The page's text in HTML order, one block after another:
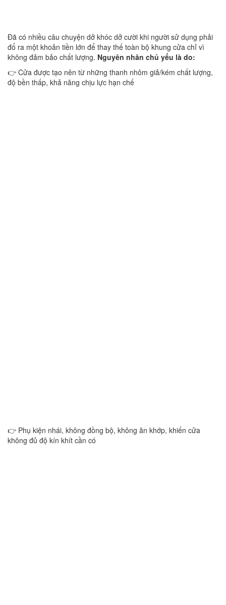
Đã có nhiều câu chuyện dở khóc dở cười khi người sử dụng phải
đổ ra một khoản tiền lớn để thay thế toàn bộ khung cửa chỉ vì
không đảm bảo chất lượng. Nguyên nhân chủ yếu là do:
👉 Cửa được tạo nên từ những thanh nhôm giả/kém chất lượng,
độ bền thấp, khả năng chịu lực hạn chế
👉 Phụ kiện nhái, không đồng bộ, không ăn khớp, khiến cửa
không đủ độ kín khít cần có